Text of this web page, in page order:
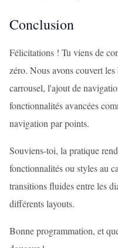
Conclusion
Félicitations ! Tu viens de
zéro. Nous avons couvert
carrousel, l'ajout de
fonctionnalités avancées
navigation par points.
Souviens-toi, la pratique
fonctionnalités ou styles au
transitions fluides entre les
différents layouts.
Bonne programmation, et